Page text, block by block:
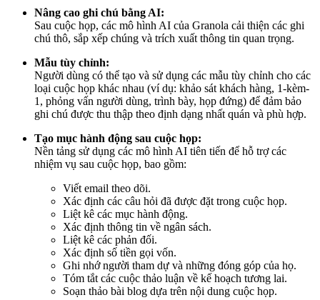
Nâng cao ghi chú bằng AI:
Sau cuộc họp, các mô hình AI của Granola cải thiện các ghi
chú thô, sắp xếp chúng và trích xuất thông tin quan trọng.
Mẫu tùy chỉnh:
Người dùng có thể tạo và sử dụng các mẫu tùy chỉnh cho các
loại cuộc họp khác nhau (ví dụ: khảo sát khách hàng, 1-kèm-
1, phỏng vấn người dùng, trình bày, họp đứng) để đảm bảo
ghi chú được thu thập theo định dạng nhất quán và phù hợp.
Tạo mục hành động sau cuộc họp:
Nền tảng sử dụng các mô hình AI tiên tiến để hỗ trợ các
nhiệm vụ sau cuộc họp, bao gồm:
Viết email theo dõi.
Xác định các câu hỏi đã được đặt trong cuộc họp.
Liệt kê các mục hành động.
Xác định thông tin về ngân sách.
Liệt kê các phản đối.
Xác định số tiền gọi vốn.
Ghi nhớ người tham dự và những đóng góp của họ.
Tóm tắt các cuộc thảo luận về kế hoạch tương lai.
Soạn thảo bài blog dựa trên nội dung cuộc họp.